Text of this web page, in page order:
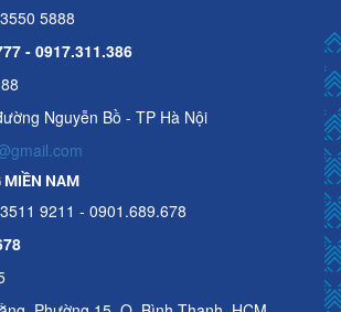
5888
- 0917.311.386
Nguyễn Bồ - TP Hà Nội
MIỀN NAM
9211 - 0901.689.678